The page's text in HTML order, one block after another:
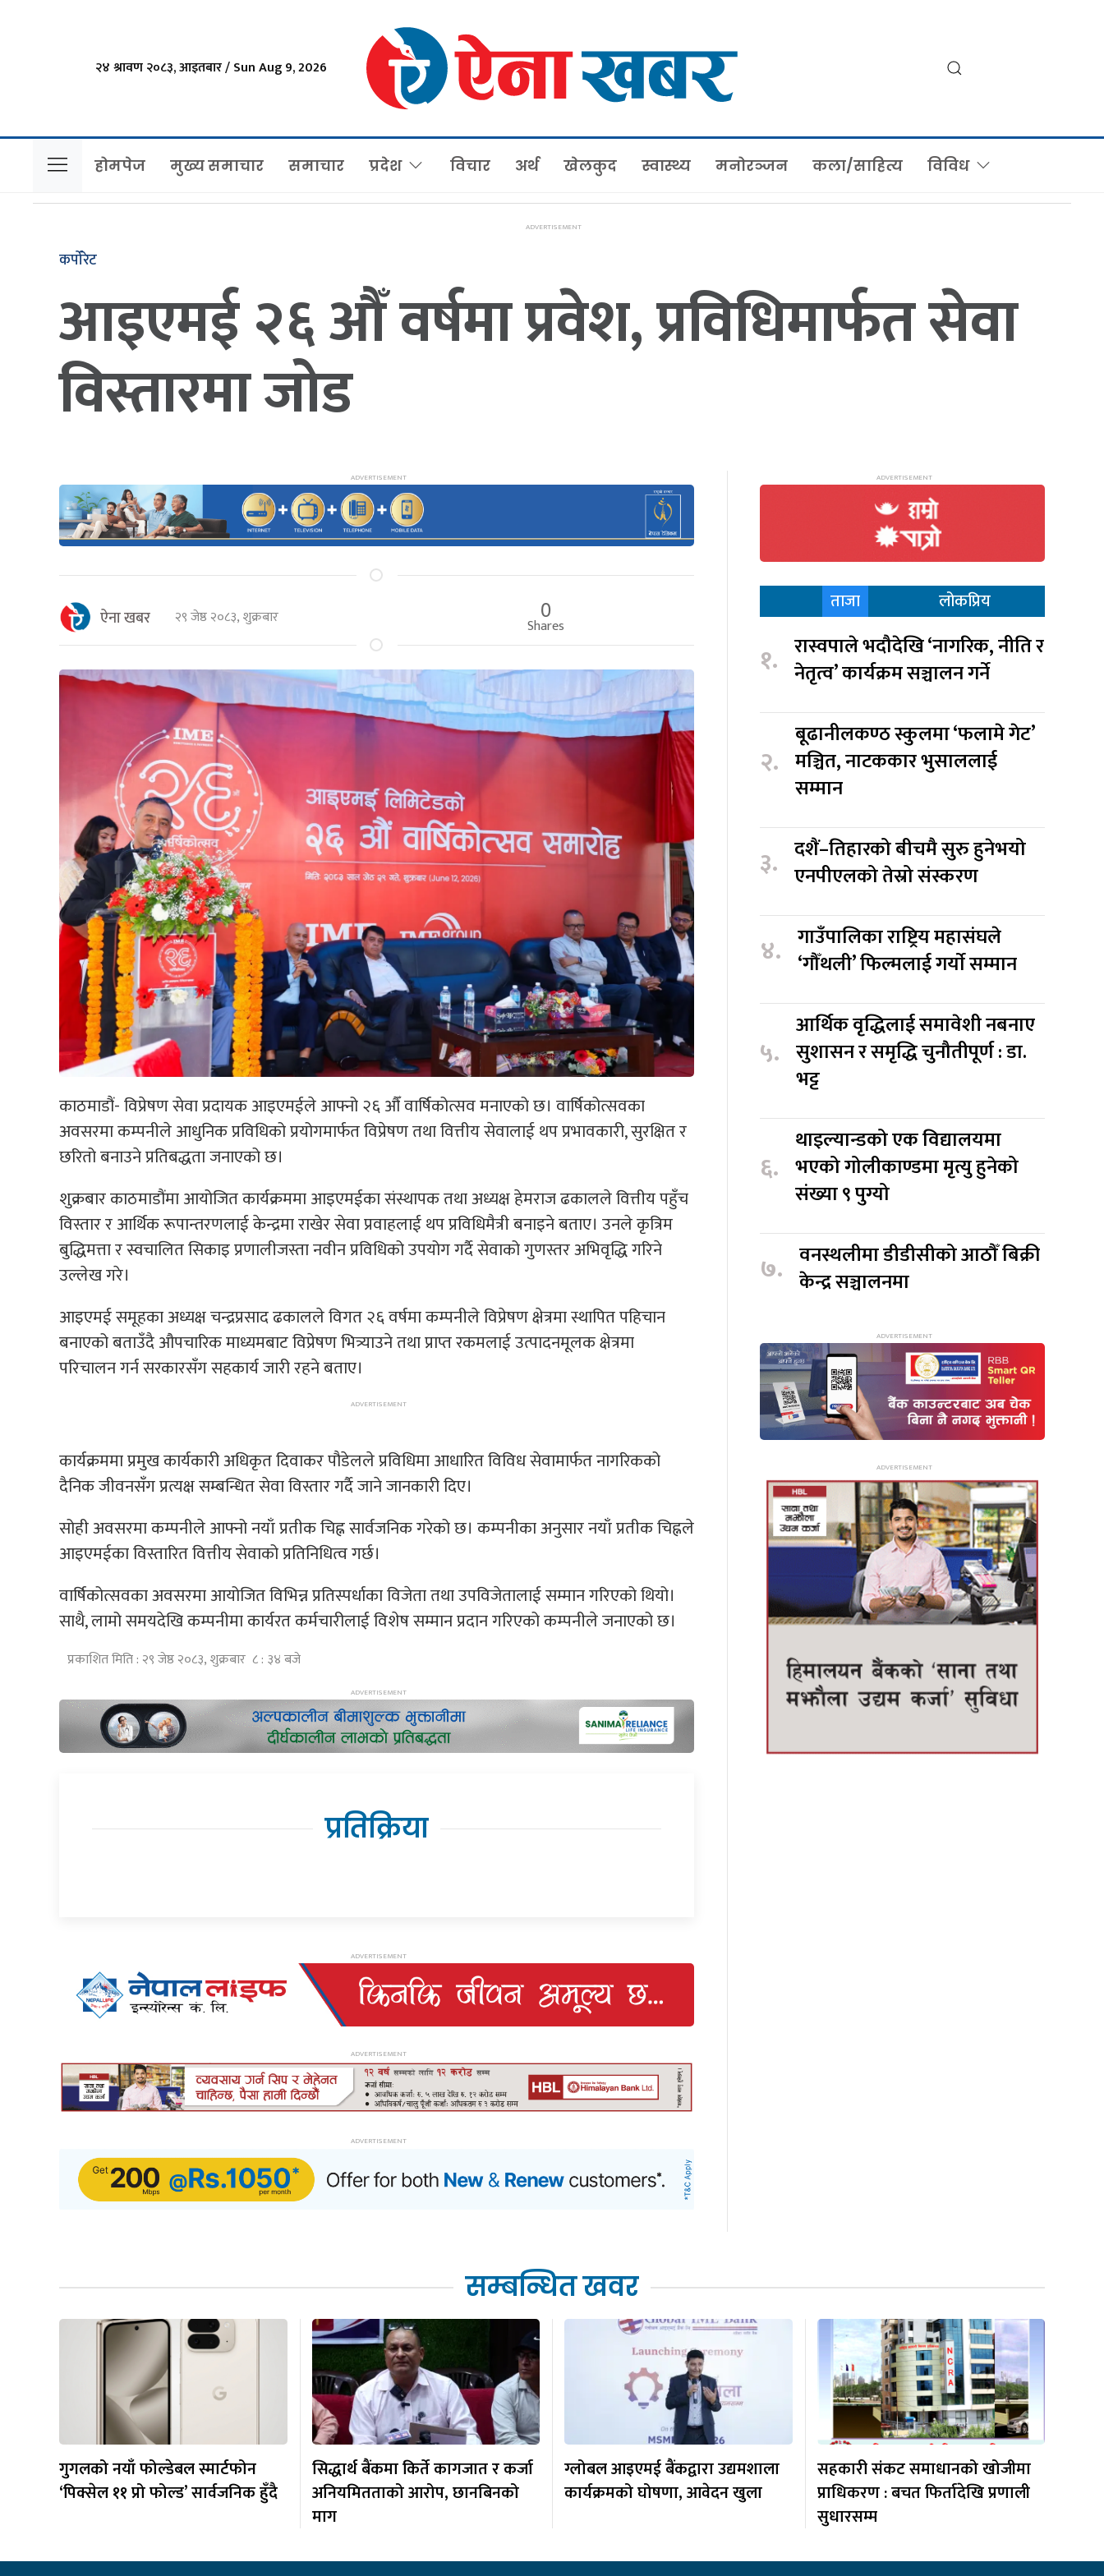
२४ श्रावण २०८३, आइतबार / Sun Aug 9, 2026
होमपेज मुख्य समाचार समाचार प्रदेश विचार अर्थ खेलकुद स्वास्थ्य मनोरञ्जन कला/साहित्य विविध
कर्पोरेट
आइएमई २६ औँ वर्षमा प्रवेश, प्रविधिमार्फत सेवा
विस्तारमा जोड
ऐना खबर २९ जेष्ठ २०८३, शुक्रबार 0
Shares
काठमाडौं- विप्रेषण सेवा प्रदायक आइएमईले आफ्नो २६ औँ वार्षिकोत्सव मनाएको छ। वार्षिकोत्सवका
अवसरमा कम्पनीले आधुनिक प्रविधिको प्रयोगमार्फत विप्रेषण तथा वित्तीय सेवालाई थप प्रभावकारी, सुरक्षित र
छरितो बनाउने प्रतिबद्धता जनाएको छ।
शुक्रबार काठमाडौंमा आयोजित कार्यक्रममा आइएमईका संस्थापक तथा अध्यक्ष हेमराज ढकालले वित्तीय पहुँच
विस्तार र आर्थिक रूपान्तरणलाई केन्द्रमा राखेर सेवा प्रवाहलाई थप प्रविधिमैत्री बनाइने बताए। उनले कृत्रिम
बुद्धिमत्ता र स्वचालित सिकाइ प्रणालीजस्ता नवीन प्रविधिको उपयोग गर्दै सेवाको गुणस्तर अभिवृद्धि गरिने
उल्लेख गरे।
आइएमई समूहका अध्यक्ष चन्द्रप्रसाद ढकालले विगत २६ वर्षमा कम्पनीले विप्रेषण क्षेत्रमा स्थापित पहिचान
बनाएको बताउँदै औपचारिक माध्यमबाट विप्रेषण भित्र्याउने तथा प्राप्त रकमलाई उत्पादनमूलक क्षेत्रमा
परिचालन गर्न सरकारसँग सहकार्य जारी रहने बताए।
कार्यक्रममा प्रमुख कार्यकारी अधिकृत दिवाकर पौडेलले प्रविधिमा आधारित विविध सेवामार्फत नागरिकको
दैनिक जीवनसँग प्रत्यक्ष सम्बन्धित सेवा विस्तार गर्दै जाने जानकारी दिए।
सोही अवसरमा कम्पनीले आफ्नो नयाँ प्रतीक चिह्न सार्वजनिक गरेको छ। कम्पनीका अनुसार नयाँ प्रतीक चिह्नले
आइएमईका विस्तारित वित्तीय सेवाको प्रतिनिधित्व गर्छ।
वार्षिकोत्सवका अवसरमा आयोजित विभिन्न प्रतिस्पर्धाका विजेता तथा उपविजेतालाई सम्मान गरिएको थियो।
साथै, लामो समयदेखि कम्पनीमा कार्यरत कर्मचारीलाई विशेष सम्मान प्रदान गरिएको कम्पनीले जनाएको छ।
प्रकाशित मिति : २९ जेष्ठ २०८३, शुक्रबार ८ : ३४ बजे
प्रतिक्रिया
ताजा लोकप्रिय
१. रास्वपाले भदौदेखि ‘नागरिक, नीति र
नेतृत्व’ कार्यक्रम सञ्चालन गर्ने
२.
बूढानीलकण्ठ स्कुलमा ‘फलामे गेट’
मञ्चित, नाटककार भुसाललाई
सम्मान
३. दशैं–तिहारको बीचमै सुरु हुनेभयो
एनपीएलको तेस्रो संस्करण
४. गाउँपालिका राष्ट्रिय महासंघले
‘गौँथली’ फिल्मलाई गर्याे सम्मान
५.
आर्थिक वृद्धिलाई समावेशी नबनाए
सुशासन र समृद्धि चुनौतीपूर्ण : डा.
भट्ट
६.
थाइल्यान्डको एक विद्यालयमा
भएको गोलीकाण्डमा मृत्यु हुनेको
संख्या ९ पुग्यो
७. वनस्थलीमा डीडीसीको आठौँ बिक्री
केन्द्र सञ्चालनमा
सम्बन्धित खवर
गुगलको नयाँ फोल्डेबल स्मार्टफोन
‘पिक्सेल ११ प्रो फोल्ड’ सार्वजनिक हुँदै
सिद्धार्थ बैंकमा किर्ते कागजात र कर्जा
अनियमितताको आरोप, छानबिनको
माग
ग्लोबल आइएमई बैंकद्वारा उद्यमशाला
कार्यक्रमको घोषणा, आवेदन खुला
सहकारी संकट समाधानको खोजीमा
प्राधिकरण : बचत फिर्तादेखि प्रणाली
सुधारसम्म